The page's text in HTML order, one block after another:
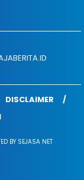
DISCLAIMER
BY SEJASA NET